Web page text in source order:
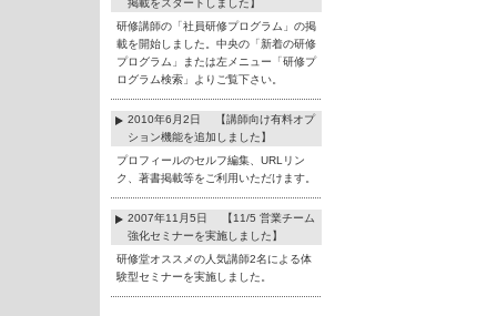
研修講師の「社員研修プログラム」の掲
載を開始しました。中央の「新着の研修
プログラム」または左メニュー「研修プ
ログラム検索」よりご覧下さい。
2010年6月2日 【講師向け有料オプ
ション機能を追加しました】
プロフィールのセルフ編集、URLリン
ク、著書掲載等をご利用いただけます。
2007年11月5日 【11/5 営業チーム
強化セミナーを実施しました】
研修堂オススメの人気講師2名による体
験型セミナーを実施しました。